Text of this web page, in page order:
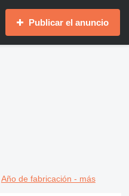
Publicar el anuncio
Año de fabricación - más